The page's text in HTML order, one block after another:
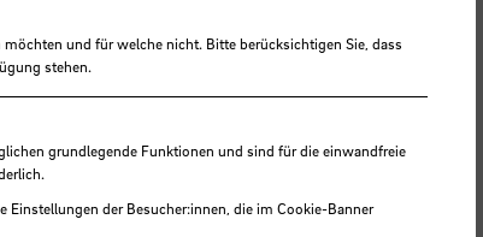
und für welche nicht. Bitte berücksichtigen Sie, dass
stehen.
grundlegende Funktionen und sind für die einwandfreie
Einstellungen der Besucher:innen, die im Cookie-Banner